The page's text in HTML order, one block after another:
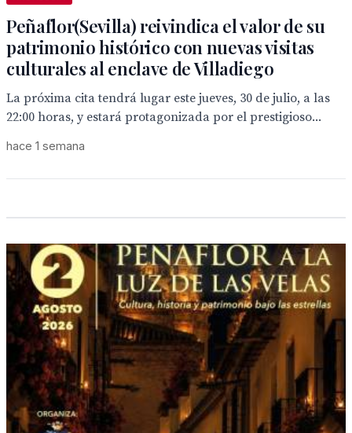
Peñaflor(Sevilla) reivindica el valor de su
patrimonio histórico con nuevas visitas
culturales al enclave de Villadiego
La próxima cita tendrá lugar este jueves, 30 de julio, a las
22:00 horas, y estará protagonizada por el prestigioso...
hace 1 semana